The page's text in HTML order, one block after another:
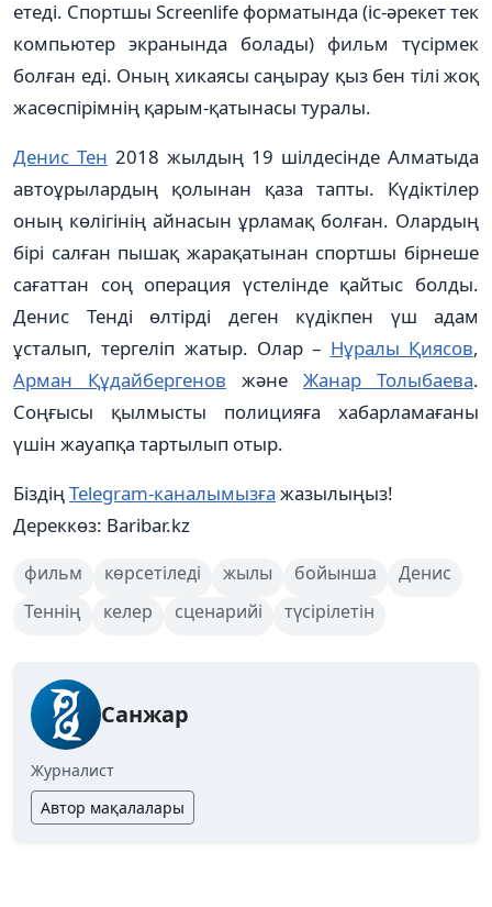
етеді. Спортшы Screenlife форматында (іс-әрекет тек
компьютер экранында болады) фильм түсірмек
болған еді. Оның хикаясы саңырау қыз бен тілі жоқ
жасөспірімнің қарым-қатынасы туралы.
Денис Тен 2018 жылдың 19 шілдесінде Алматыда
автоұрылардың қолынан қаза тапты. Күдіктілер
оның көлігінің айнасын ұрламақ болған. Олардың
бірі салған пышақ жарақатынан спортшы бірнеше
сағаттан соң операция үстелінде қайтыс болды.
Денис Тенді өлтірді деген күдікпен үш адам
ұсталып, тергеліп жатыр. Олар – Нұралы Қиясов,
Арман Құдайбергенов және Жанар Толыбаева.
Соңғысы қылмысты полицияға хабарламағаны
үшін жауапқа тартылып отыр.
БіздіңTelegram-каналымызға жазылыңыз!
Дереккөз: Baribar.kz
фильм көрсетіледі жылы бойынша
Денис
Теннің
келер сценарийі түсірілетін
Санжар
Журналист
Автор мақалалары